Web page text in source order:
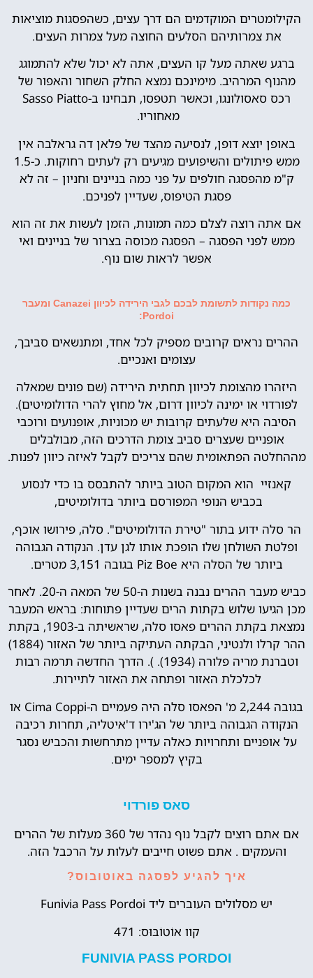
הקילומטרים המוקדמים הם דרך עצים, כשהפסגות מוציאות
את צמרותיהם הסלעים החוצה מעל צמרות העצים.
ברגע שאתה מעל קו העצים, אתה לא יכול שלא להתמוגג
מהנוף המרהיב. מימינכם נמצא החלק השחור והאפור של
רכס סאסולונגו, וכאשר תטפסו, תבחינו ב-Sasso Piatto
מאחוריו.
באופן יוצא דופן, לנסיעה מהצד של פלאן דה גראלבה אין
ממש פיתולים והשיפועים מגיעים רק לעתים רחוקות. כ-1.5
ק"מ מהפסגה חולפים על פני כמה בניינים וחניון – זה לא
פסגת הטיפוס, שעדיין לפניכם.
אם אתה רוצה לצלם כמה תמונות, הזמן לעשות את זה הוא
ממש לפני הפסגה – הפסגה מכוסה בצרור של בניינים ואי
אפשר לראות שום נוף.
כמה נקודות לתשומת לבכם לגבי הירידה לכיוון Canazei ומעבר
Pordoi:
ההרים נראים קרובים מספיק לכל אחד, ומתנשאים סביבך,
עצומים ואנכיים.
היזהרו מהצומת לכיוון תחתית הירידה (שם פונים שמאלה
לפורדוי או ימינה לכיוון דרום, אל מחוץ להרי הדולומיטים).
הסיבה היא שלעתים קרובות יש מכוניות, אופנועים ורוכבי
אופניים שעצרים סביב צומת הדרכים הזה, מבולבלים
מההחלטה הפתאומית שהם צריכים לקבל לאיזה כיוון לפנות.
קאנזיי הוא המקום הטוב ביותר להתבסס בו כדי לנסוע
בכביש הנופי המפורסם ביותר בדולומיטים,
הר סלה ידוע בתור "טירת הדולומיטים". סלה, פירושו אוכף,
ופלטת השולחן שלו הופכת אותו לגן עדן. הנקודה הגבוהה
ביותר של הסלה היא Piz Boe בגובה 3,151 מטרים.
כביש מעבר ההרים נבנה בשנות ה-50 של המאה ה-20. לאחר
מכן הגיעו שלוש בקתות הרים שעדיין פתוחות: בראש המעבר
נמצאת בקתת ההרים פאסו סלה, שראשיתה ב-1903, בקתת
ההר קרלו ולנטיני, הבקתה העתיקה ביותר של האזור (1884)
וטברנת מריה פלורה (1934). ). הדרך החדשה תרמה רבות
לכלכלת האזור ופתחה את האזור לתיירות.
בגובה 2,244 מ' הפאסו סלה היה פעמיים ה-Cima Coppi או
הנקודה הגבוהה ביותר של הג'ירו ד'איטליה, תחרות רכיבה
על אופניים ותחרויות כאלה עדיין מתרחשות והכביש נסגר
בקיץ למספר ימים.
סאס פורדוי
אם אתם רוצים לקבל נוף נהדר של 360 מעלות של ההרים
והעמקים . אתם פשוט חייבים לעלות על הרכבל הזה.
איך להגיע לפסגה באוטובוס?
יש מסלולים העוברים ליד Funivia Pass Pordoi
קוו אוֹטוֹבּוּס: 471
FUNIVIA PASS PORDOI